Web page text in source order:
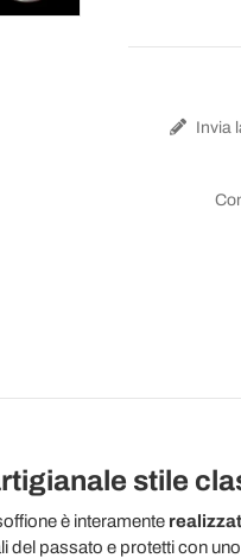
Invia
stile
è interamente
del passato e protetti con